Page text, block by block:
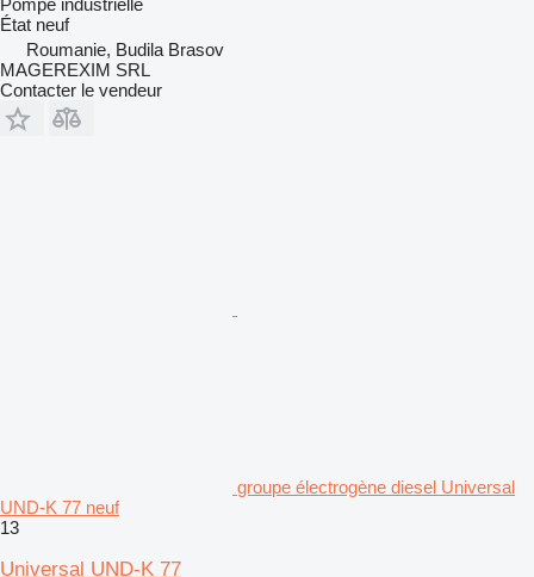
Pompe industrielle
État neuf
Roumanie, Budila Brasov
MAGEREXIM SRL
Contacter le vendeur
groupe électrogène diesel Universal
UND-K 77 neuf
13
Universal UND-K 77